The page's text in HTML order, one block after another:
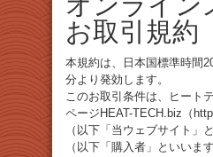
お取引規約
本規約は、日本国標準時間
分より発効します。
このお取引条件は、ヒート
ページHEAT-TECH.biz（
（以下「当ウェブサイト」
（以下「購入者」といいま